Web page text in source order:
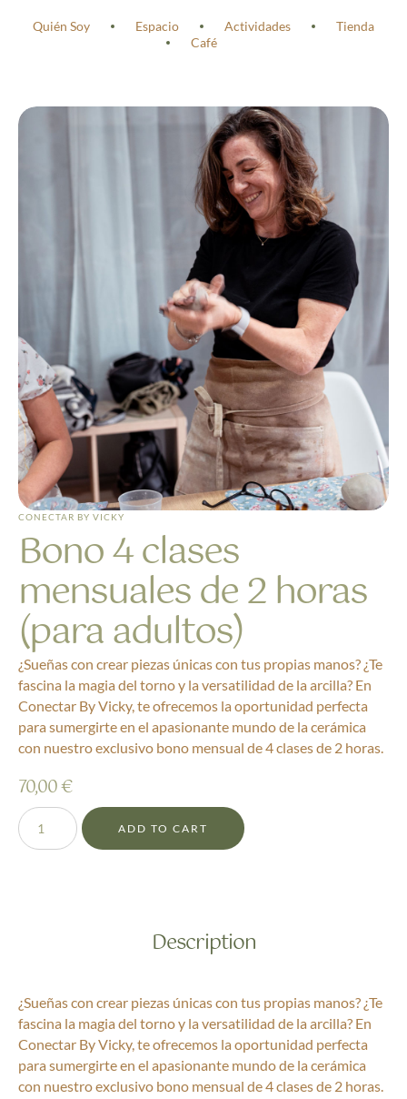
Quién Soy Espacio Actividades
Tienda
Café
CONECTAR BY VICKY
Bono 4 clases
mensuales de 2 horas
(para adultos)
¿Sueñas con crear piezas únicas con tus propias manos? ¿Te
fascina la magia del torno y la versatilidad de la arcilla? En
Conectar By Vicky, te ofrecemos la oportunidad perfecta
para sumergirte en el apasionante mundo de la cerámica
con nuestro exclusivo bono mensual de 4 clases de 2 horas.
70,00€
ADD TO CART
Description
¿Sueñas con crear piezas únicas con tus propias manos? ¿Te
fascina la magia del torno y la versatilidad de la arcilla? En
Conectar By Vicky, te ofrecemos la oportunidad perfecta
para sumergirte en el apasionante mundo de la cerámica
con nuestro exclusivo bono mensual de 4 clases de 2 horas.